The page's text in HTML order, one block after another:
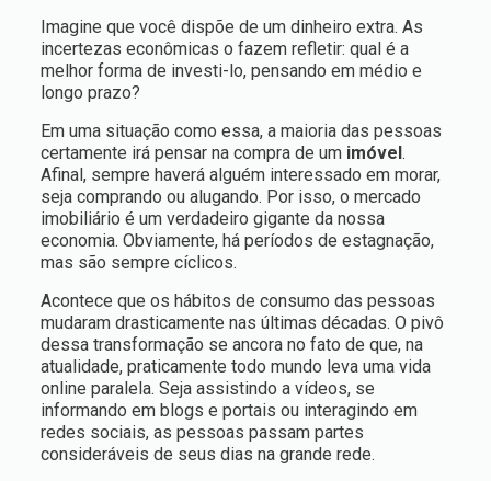
Imagine que você dispõe de um dinheiro extra. As
incertezas econômicas o fazem refletir: qual é a
melhor forma de investi-lo, pensando em médio e
longo prazo?
Em uma situação como essa, a maioria das pessoas
certamente irá pensar na compra de um imóvel.
Afinal, sempre haverá alguém interessado em morar,
seja comprando ou alugando. Por isso, o mercado
imobiliário é um verdadeiro gigante da nossa
economia. Obviamente, há períodos de estagnação,
mas são sempre cíclicos.
Acontece que os hábitos de consumo das pessoas
mudaram drasticamente nas últimas décadas. O pivô
dessa transformação se ancora no fato de que, na
atualidade, praticamente todo mundo leva uma vida
online paralela. Seja assistindo a vídeos, se
informando em blogs e portais ou interagindo em
redes sociais, as pessoas passam partes
consideráveis de seus dias na grande rede.